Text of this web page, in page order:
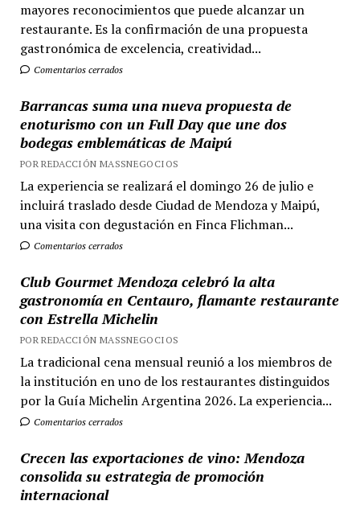
mayores reconocimientos que puede alcanzar un
restaurante. Es la confirmación de una propuesta
gastronómica de excelencia, creatividad...
Comentarios cerrados
Barrancas suma una nueva propuesta de
enoturismo con un Full Day que une dos
bodegas emblemáticas de Maipú
POR REDACCIÓN MASSNEGOCIOS
La experiencia se realizará el domingo 26 de julio e
incluirá traslado desde Ciudad de Mendoza y Maipú,
una visita con degustación en Finca Flichman...
Comentarios cerrados
Club Gourmet Mendoza celebró la alta
gastronomía en Centauro, flamante restaurante
con Estrella Michelin
POR REDACCIÓN MASSNEGOCIOS
La tradicional cena mensual reunió a los miembros de
la institución en uno de los restaurantes distinguidos
por la Guía Michelin Argentina 2026. La experiencia...
Comentarios cerrados
Crecen las exportaciones de vino: Mendoza
consolida su estrategia de promoción
internacional